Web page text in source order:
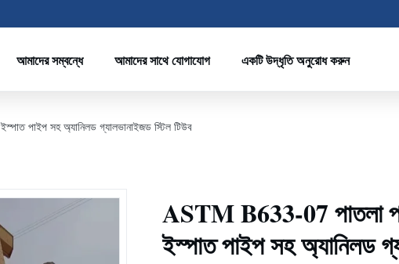
আমাদের সম্বন্ধে আমাদের সাথে যোগাযোগ একটি উদ্ধৃতি অনুরোধ করুন
পাইপ সহ অ্যানিলড গ্যালভানাইজড স্টিল টিউব
ASTM B633-07 পাতলা
ইস্পাত পাইপ সহ অ্যানিলড